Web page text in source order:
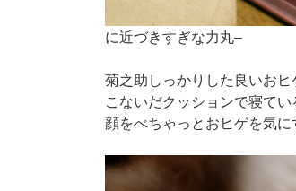
に近づきすぎな力丸–
菊之助しっかりした良いおヒ
こないだクッションで寝て
顔をべちゃっとおヒゲを気